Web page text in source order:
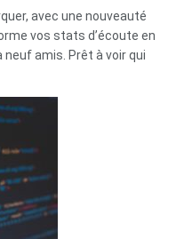
Solly
change
la
des
3
secondes
avec une nouveauté
vos stats d’écoute en
neuf amis. Prêt à voir qui